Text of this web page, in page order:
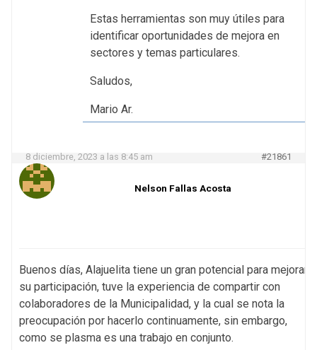
Estas herramientas son muy útiles para
identificar oportunidades de mejora en
sectores y temas particulares.
Saludos,
Mario Ar.
8 diciembre, 2023 a las 8:45 am #21861
Nelson Fallas Acosta
Buenos días, Alajuelita tiene un gran potencial para mejorar
su participación, tuve la experiencia de compartir con
colaboradores de la Municipalidad, y la cual se nota la
preocupación por hacerlo continuamente, sin embargo,
como se plasma es una trabajo en conjunto.